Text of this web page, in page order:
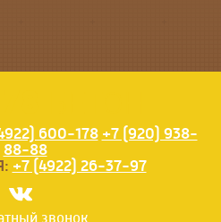
600-178 +7 (920) 938-
88-88
+7 (4922) 26-37-97
звонок